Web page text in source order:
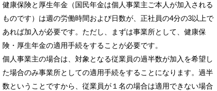
健康保険と厚生年金（国民年金は個人事業主ご本人が加入される
ものです）は週の労働時間および日数が、正社員の4分の3以上で
あれば加入が必要です。ただし、まずは事業所として、健康保
険・厚生年金の適用手続をすることが必要です。
個人事業主の場合は、対象となる従業員の過半数が加入を希望し
た場合のみ事業所としての適用手続をすることになります。過半
数ということですから、従業員が１名の場合は適用できない場合